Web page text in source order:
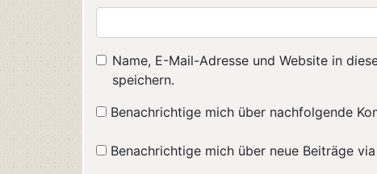
Name, E-Mail-Adresse und Website in
speichern.
Benachrichtige mich über nachfolgende
Benachrichtige mich über neue Beiträge